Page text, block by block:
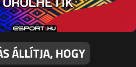
ÁLLÍTJA, HOGY